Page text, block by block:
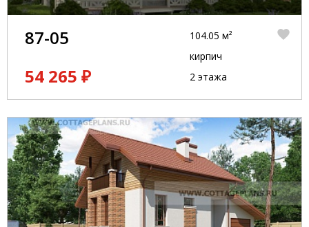
87-05
54 265 ₽
104.05 м²
кирпич
2 этажа